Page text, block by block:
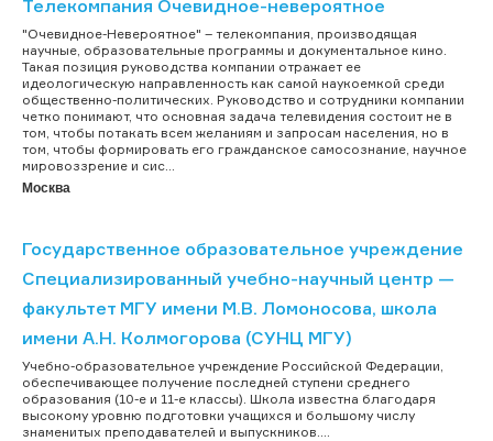
Телекомпания Очевидное-невероятное
"Очевидное-Невероятное" – телекомпания, производящая
научные, образовательные программы и документальное кино.
Такая позиция руководства компании отражает ее
идеологическую направленность как самой наукоемкой среди
общественно-политических. Руководство и сотрудники компании
четко понимают, что основная задача телевидения состоит не в
том, чтобы потакать всем желаниям и запросам населения, но в
том, чтобы формировать его гражданское самосознание, научное
мировоззрение и сис...
Москва
Государственное образовательное учреждение
Специализированный учебно-научный центр —
факультет МГУ имени М.В. Ломоносова, школа
имени А.Н. Колмогорова (СУНЦ МГУ)
Учебно-образовательное учреждение Российской Федерации,
обеспечивающее получение последней ступени среднего
образования (10-е и 11-е классы). Школа известна благодаря
высокому уровню подготовки учащихся и большому числу
знаменитых преподавателей и выпускников....